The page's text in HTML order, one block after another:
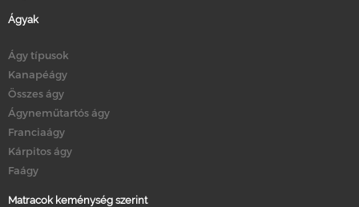
Ágyak
Ágy típusok
Kanapéágy
Összes ágy
Ágyneműtartós ágy
Franciaágy
Kárpitos ágy
Faágy
Matracok keménység szerint